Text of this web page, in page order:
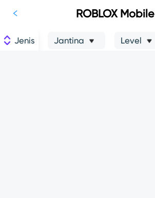
ROBLOX Mobile
Jenis Jantina Level